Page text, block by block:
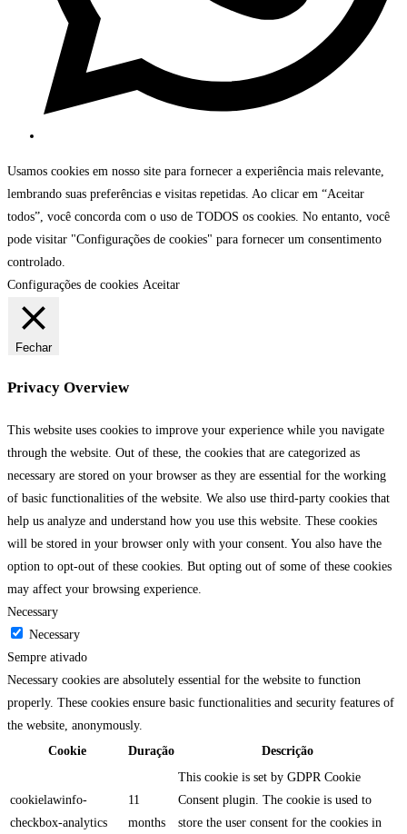
Usamos cookies em nosso site para fornecer a experiência mais relevante,
lembrando suas preferências e visitas repetidas. Ao clicar em “Aceitar
todos”, você concorda com o uso de TODOS os cookies. No entanto, você
pode visitar "Configurações de cookies" para fornecer um consentimento
controlado.
Configurações de cookies Aceitar
Fechar
Privacy Overview
This website uses cookies to improve your experience while you navigate
through the website. Out of these, the cookies that are categorized as
necessary are stored on your browser as they are essential for the working
of basic functionalities of the website. We also use third-party cookies that
help us analyze and understand how you use this website. These cookies
will be stored in your browser only with your consent. You also have the
option to opt-out of these cookies. But opting out of some of these cookies
may affect your browsing experience.
Necessary
Necessary
Sempre ativado
Necessary cookies are absolutely essential for the website to function
properly. These cookies ensure basic functionalities and security features of
the website, anonymously.
Cookie
Duração Descrição
cookielawinfo-
checkbox-analytics
11
months
This cookie is set by GDPR Cookie
Consent plugin. The cookie is used to
store the user consent for the cookies in